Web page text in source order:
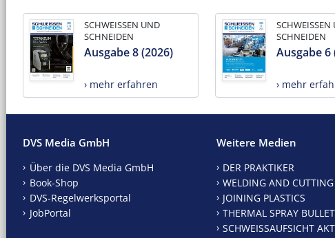
SCHWEISSEN UND
SCHNEIDEN
Ausgabe 8 (2026)
› mehr erfahren
SCHWEISSEN
SCHNEIDEN
Ausgabe 6
› mehr
DVS Media GmbH
Über die DVS Media GmbH
Book-Shop
DVS-Regelwerksportal
JobPortal
Weitere Medien
DER PRAKTIKER
WELDING AND CUTTING
JOINING PLASTICS
THERMAL SPRAY
SCHWEISSAUFSICHT